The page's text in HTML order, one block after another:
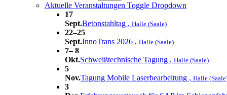
Aktuelle Veranstaltungen Toggle Dropdown
17
Sept.Betonstahltag , Halle (Saale)
22–25
Sept.InnoTrans 2026 , Halle (Saale)
7– 8
Okt.Schweißtechnische Tagung , Halle (Saale)
5
Nov.Tagung Mobile Laserbearbeitung , Halle
3